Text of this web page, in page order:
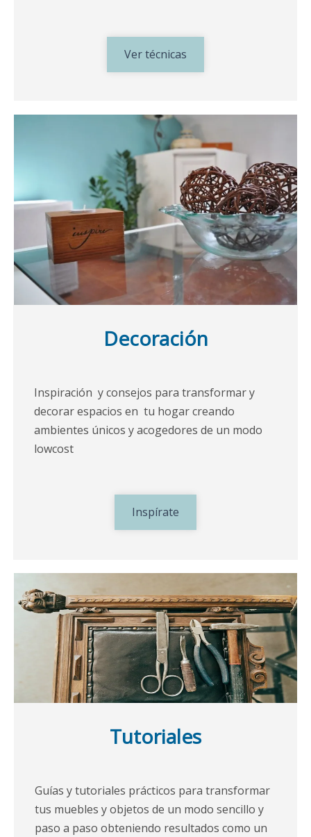
Ver técnicas
Decoración
Inspiración y consejos para transformar y
decorar espacios en tu hogar creando
ambientes únicos y acogedores de un modo
lowcost
Inspírate
Tutoriales
Guías y tutoriales prácticos para transformar
tus muebles y objetos de un modo sencillo y
paso a paso obteniendo resultados como un